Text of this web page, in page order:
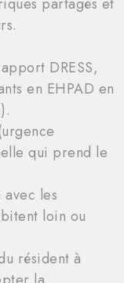
DRESS,
en EHPAD en
qui prend le
les
loin ou
résident à